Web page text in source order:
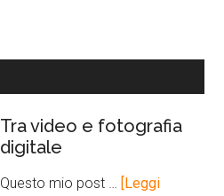
Tra video e fotografia
digitale
Questo mio post … [Leggi